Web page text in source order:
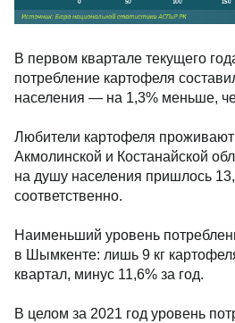
В первом квартале текущего
потребление картофеля
населения — на 1,3% меньше,
Любители картофеля
Акмолинской и Костанайской
на душу населения пришлось
соответственно.
Наименьший уровень
в Шымкенте: лишь 9 кг
квартал, минус 11,6% за год.
В целом за 2021 год уровень